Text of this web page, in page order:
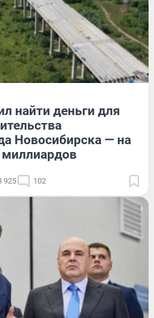
найти деньги для
Новосибирска — на
миллиардов
925 102